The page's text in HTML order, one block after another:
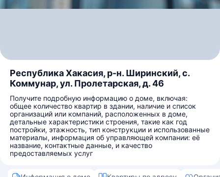
Республика Хакасия, р-н. Ширинский, с.
Коммунар, ул. Пролетарская, д. 46
Получите подробную информацию о доме, включая:
общее количество квартир в здании, наличие и список
организаций или компаний, расположенных в доме,
детальные характеристики строения, такие как год
постройки, этажность, тип конструкции и использованные
материалы, информация об управляющей компании: её
название, контактные данные, и качество
предоставляемых услуг